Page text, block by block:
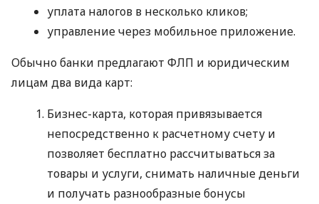
уплата налогов в несколько кликов;
управление через мобильное приложение.
Обычно банки предлагают ФЛП и юридическим
лицам два вида карт:
Бизнес-карта, которая привязывается
непосредственно к расчетному счету и
позволяет бесплатно рассчитываться за
товары и услуги, снимать наличные деньги
и получать разнообразные бонусы